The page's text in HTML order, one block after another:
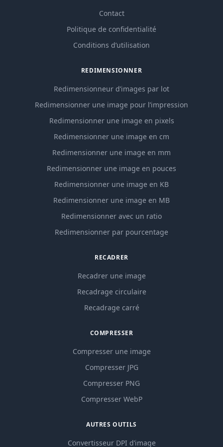
Contact
Politique de confidentialité
Conditions d’utilisation
REDIMENSIONNER
Redimensionneur d’images par lot
Redimensionner une image pour l’impression
Redimensionner une image en pixels
Redimensionner une image en cm
Redimensionner une image en mm
Redimensionner une image en pouces
Redimensionner une image en KB
Redimensionner une image en MB
Redimensionner avec un ratio
Redimensionner par pourcentage
RECADRER
Recadrer une image
Recadrage circulaire
Recadrage carré
COMPRESSER
Compresser une image
Compresser JPG
Compresser PNG
Compresser WebP
AUTRES OUTILS
Convertisseur DPI d’image